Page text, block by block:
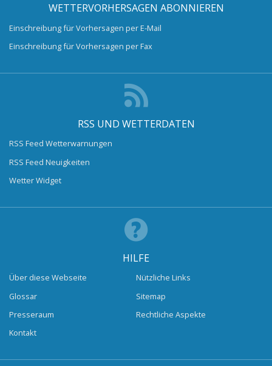
WETTERVORHERSAGEN ABONNIEREN
Einschreibung für Vorhersagen per E-Mail
Einschreibung für Vorhersagen per Fax
RSS UND WETTERDATEN
RSS Feed Wetterwarnungen
RSS Feed Neuigkeiten
Wetter Widget
HILFE
Über diese Webseite
Glossar
Presseraum
Kontakt
Nützliche Links
Sitemap
Rechtliche Aspekte